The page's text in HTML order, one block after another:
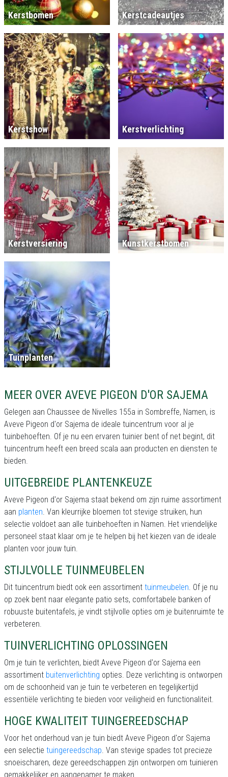
Kerstbomen Kerstcadeautjes
Kerstshow Kerstverlichting
Kerstversiering Kunstkerstbomen
Tuinplanten
MEER OVER AVEVE PIGEON D'OR SAJEMA
Gelegen aan Chaussee de Nivelles 155a in Sombreffe, Namen, is
Aveve Pigeon d'or Sajema de ideale tuincentrum voor al je
tuinbehoeften. Of je nu een ervaren tuinier bent of net begint, dit
tuincentrum heeft een breed scala aan producten en diensten te
bieden.
UITGEBREIDE PLANTENKEUZE
Aveve Pigeon d'or Sajema staat bekend om zijn ruime assortiment
aan planten. Van kleurrijke bloemen tot stevige struiken, hun
selectie voldoet aan alle tuinbehoeften in Namen. Het vriendelijke
personeel staat klaar om je te helpen bij het kiezen van de ideale
planten voor jouw tuin.
STIJLVOLLE TUINMEUBELEN
Dit tuincentrum biedt ook een assortiment tuinmeubelen. Of je nu
op zoek bent naar elegante patio sets, comfortabele banken of
robuuste buitentafels, je vindt stijlvolle opties om je buitenruimte te
verbeteren.
TUINVERLICHTING OPLOSSINGEN
Om je tuin te verlichten, biedt Aveve Pigeon d'or Sajema een
assortiment buitenverlichting opties. Deze verlichting is ontworpen
om de schoonheid van je tuin te verbeteren en tegelijkertijd
essentiële verlichting te bieden voor veiligheid en functionaliteit.
HOGE KWALITEIT TUINGEREEDSCHAP
Voor het onderhoud van je tuin biedt Aveve Pigeon d'or Sajema
een selectie tuingereedschap. Van stevige spades tot precieze
snoeischaren, deze gereedschappen zijn ontworpen om tuinieren
gemakkelijker en aangenamer te maken.